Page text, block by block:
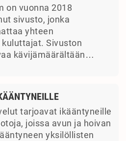
on vuonna 2018
sivusto, jonka
yhteen
Sivuston
kävijämäärältään…
tarjoavat ikääntyneille
joissa avun ja hoivan
yksilöllisten